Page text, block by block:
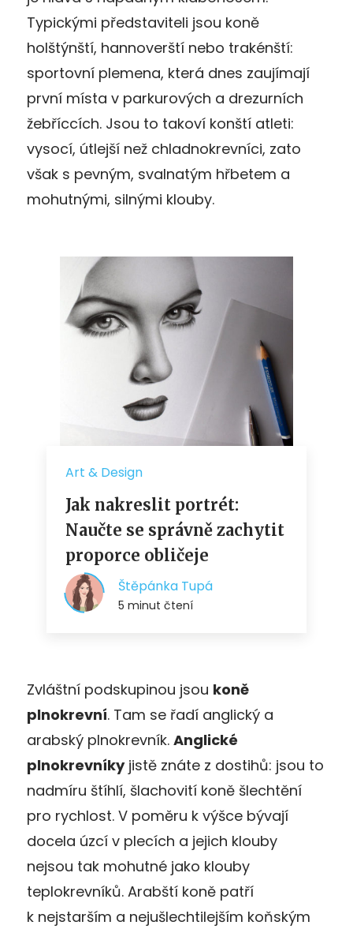
Typickými představiteli jsou koně
holštýnští, hannoverští nebo trakénští:
sportovní plemena, která dnes zaujímají
první místa v parkurových a drezurních
žebříccích. Jsou to takoví konští atleti:
vysocí, útlejší než chladnokrevníci, zato
však s pevným, svalnatým hřbetem a
mohutnými, silnými klouby.
Zvláštní podskupinou jsou koně
plnokrevní. Tam se řadí anglický a
arabský plnokrevník. Anglické
plnokrevníkyjistě znáte z dostihů: jsou to
nadmíru štíhlí, šlachovití koně šlechtění
pro rychlost. V poměru k výšce bývají
docela úzcí v plecích a jejich klouby
nejsou tak mohutné jako klouby
teplokrevníků. Arabští koně patří
k nejstarším a nejušlechtilejším koňským